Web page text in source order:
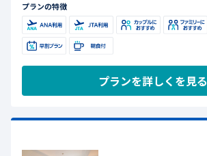
プランの特徴
プランを詳しくを見る